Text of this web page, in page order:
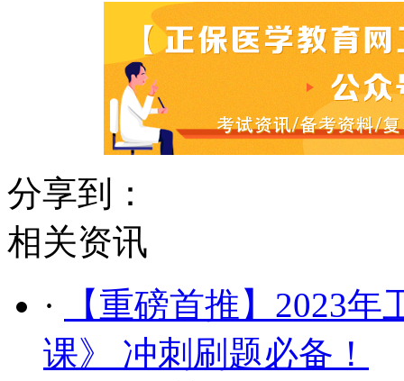
分享到：
相关资讯
·
【重磅首推】2023
课》 冲刺刷题必备！